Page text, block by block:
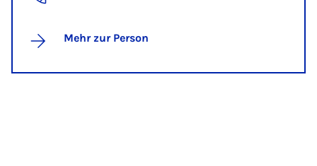
Mehr zur Person